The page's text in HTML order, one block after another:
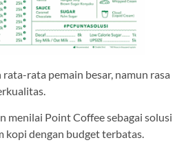
rata pemain besar, namun rasa
menilai Point Coffee sebagai solusi
kopi dengan budget terbatas.